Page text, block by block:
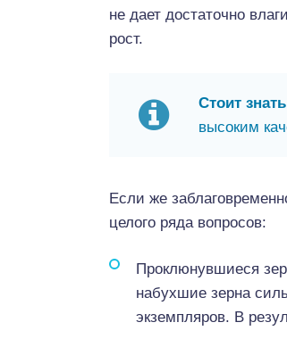
не дает достаточно
рост.
Стоит
высоким
Если же
целого ряда вопросов:
Проклюнувшиеся
набухшие зерна
экземпляров. В